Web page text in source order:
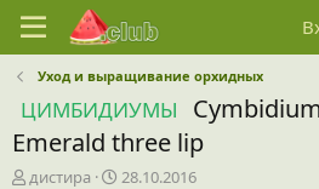
Уход и выращивание орхидных
ЦИМБИДИУМЫ
Emerald three lip
А
дистира
Д
28.10.2016